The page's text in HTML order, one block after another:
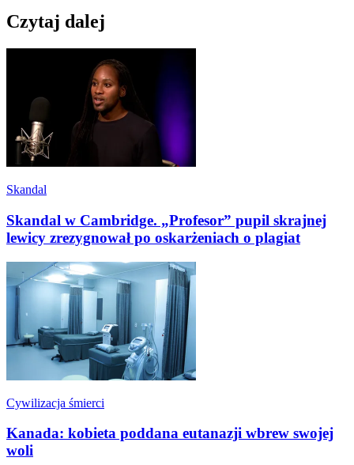
Czytaj dalej
Skandal
Skandal w Cambridge. „Profesor” pupil skrajnej
lewicy zrezygnował po oskarżeniach o plagiat
Cywilizacja śmierci
Kanada: kobieta poddana eutanazji wbrew swojej
woli